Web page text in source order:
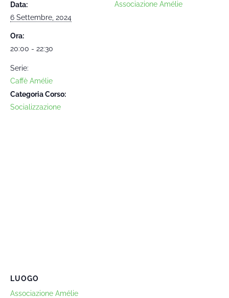
Data:
6 Settembre, 2024
Ora:
20:00 - 22:30
Serie:
Caffè Amélie
Categoria Corso:
Socializzazione
Associazione Amélie
LUOGO
Associazione Amélie